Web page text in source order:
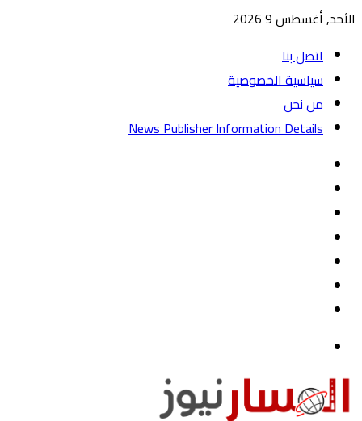
الأحد, أغسطس 9 2026
اتصل بنا
سياسية الخصوصية
من نحن
News Publisher Information Details